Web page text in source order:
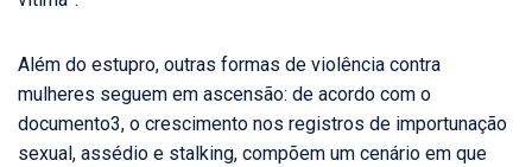
Além do estupro, outras formas de violência contra
mulheres seguem em ascensão: de acordo com o
documento3, o crescimento nos registros de importunação
sexual, assédio e stalking, compõem um cenário em que